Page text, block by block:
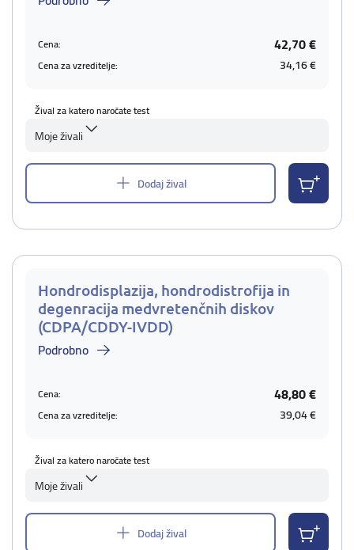
Cena: 42,70 €
Cena za vzreditelje: 34,16 €
Žival za katero naročate test
Moje živali
Dodaj žival
Hondrodisplazija, hondrodistrofija in
degenracija medvretenčnih diskov
(CDPA/CDDY-IVDD)
Podrobno
Cena: 48,80 €
Cena za vzreditelje: 39,04 €
Žival za katero naročate test
Moje živali
Dodaj žival